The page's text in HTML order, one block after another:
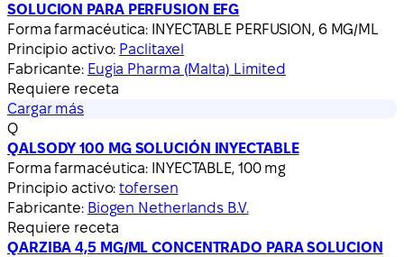
SOLUCION PARA PERFUSION EFG
Forma farmacéutica: INYECTABLE PERFUSION, 6 MG/ML
Principio activo: Paclitaxel
Fabricante: Eugia Pharma (Malta) Limited
Requiere receta
Cargar más
Q
QALSODY 100 MG SOLUCIÓN INYECTABLE
Forma farmacéutica: INYECTABLE, 100 mg
Principio activo:tofersen
Fabricante: Biogen Netherlands B.V.
Requiere receta
QARZIBA 4,5 MG/ML CONCENTRADO PARA SOLUCION